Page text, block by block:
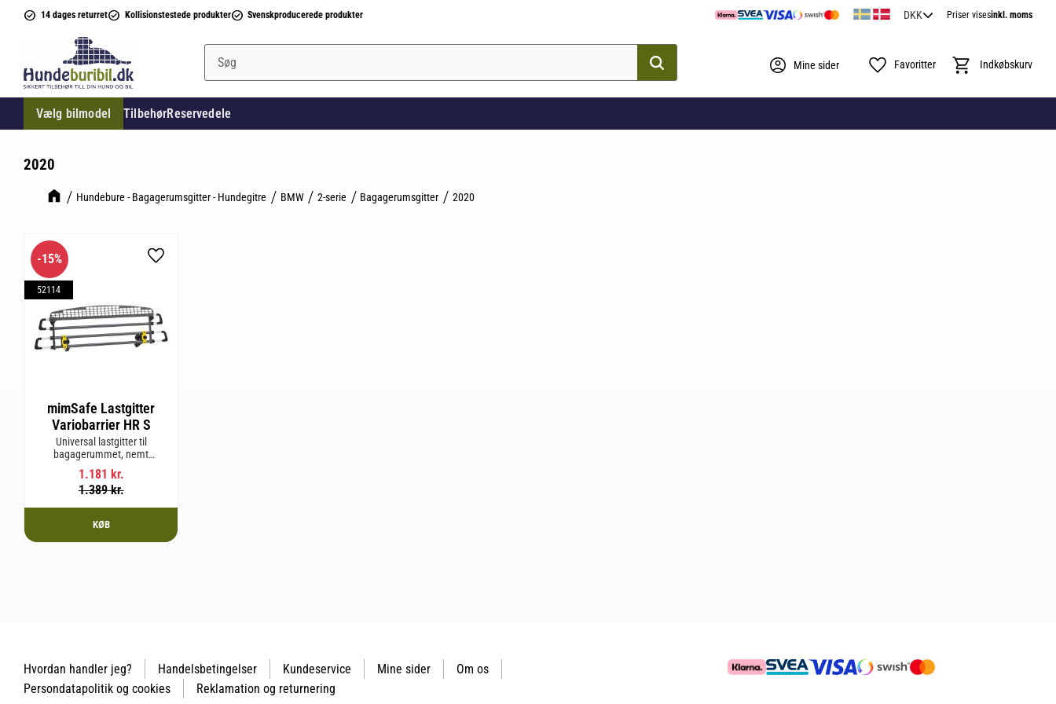
14 dages returret Kollisionstestede produkter Svenskproducerede produkter Priser visesinkl. moms
Vælg bilmodel TilbehørReservedele
Mine sider Favoritter Indkøbskurv
2020
Hundebure - Bagagerumsgitter - Hundegitre BMW 2-serie Bagagerumsgitter 2020
mimSafe Lastgitter
Variobarrier HR S
Universal lastgitter til
bagagerummet, nemt
justerbart for at passe bilens
form og sikre en tryg og sikker
rejse med kæledyr eller last.
1.181 kr.
1.389kr.
15%
52114
Gem som favorit
KØB
Hvordan handler jeg? Handelsbetingelser Kundeservice Mine sider
Om os
Persondatapolitik og cookies
Reklamation og returnering